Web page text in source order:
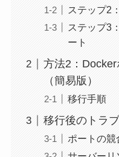
ステップ2
ステップ3
ート
方法2：
（簡易版）
移行手順
移行後のトラ
ポートの競